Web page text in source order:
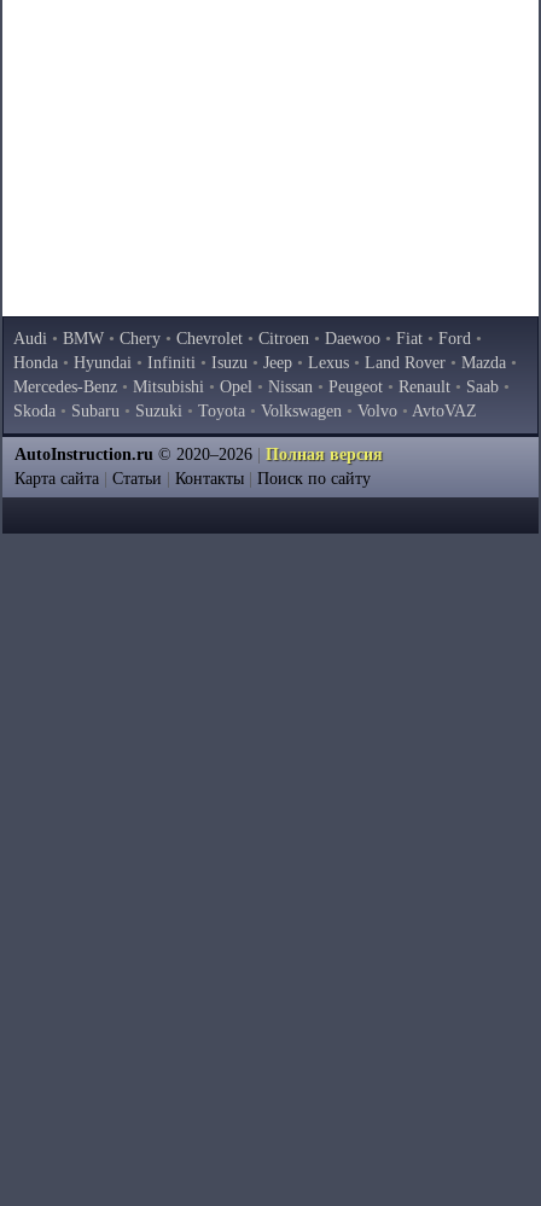
Audi • BMW • Chery • Chevrolet • Citroen • Daewoo • Fiat • Ford •
Honda • Hyundai • Infiniti • Isuzu • Jeep • Lexus • Land Rover • Mazda •
Mercedes-Benz • Mitsubishi • Opel • Nissan • Peugeot • Renault • Saab •
Skoda • Subaru • Suzuki • Toyota • Volkswagen • Volvo • AvtoVAZ
AutoInstruction.ru © 2020–2026
Полная версия
Карта сайта
Статьи Контакты Поиск по сайту